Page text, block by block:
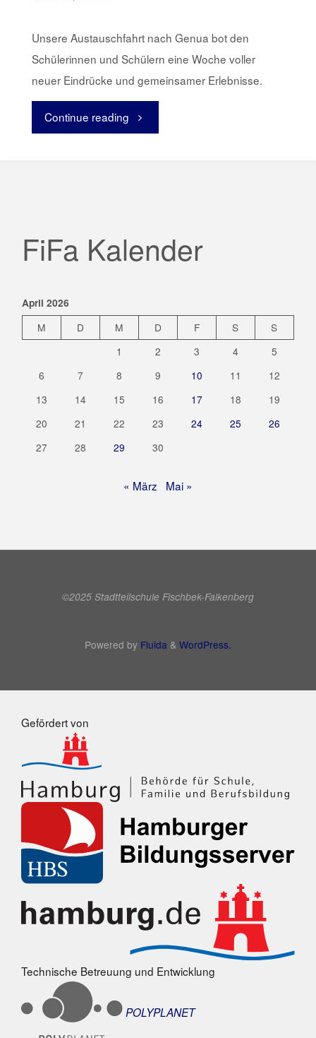
Unsere Austauschfahrt nach Genua bot den
Schülerinnen und Schülern eine Woche voller
neuer Eindrücke und gemeinsamer Erlebnisse.
Continue reading "Die
FiFa Kalender
April 2026
M D M D F S
S
1
2 3 4
5
6
7 8 9 10 11
12
13
14 15 16 17 18
19
20
21 22 23 24 25
26
27
28 29 30
« März Mai »
©2025 Stadtteilschule Fischbek-Falkenberg
Powered by Fluida & WordPress.
Gefördert von
Technische Betreuung und Entwicklung
POLYPLANET